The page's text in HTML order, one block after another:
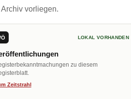
vorliegen.
LOKAL VORHANDEN
zu diesem
Zeitstrahl